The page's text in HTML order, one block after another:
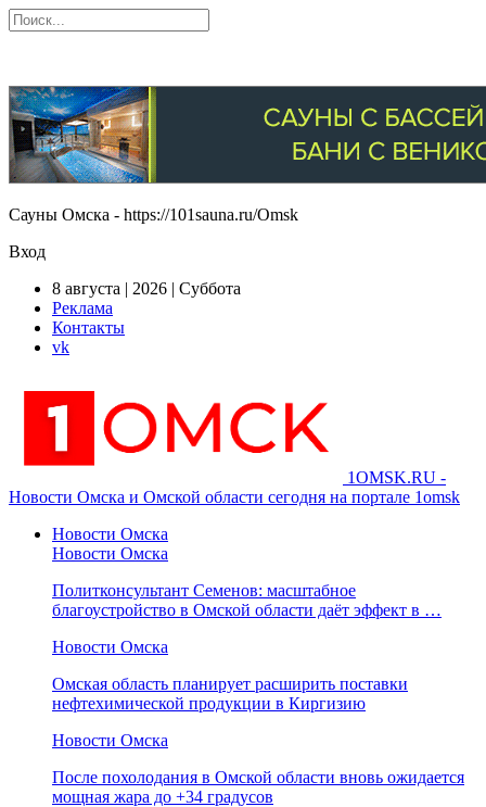
Сауны Омска - https://101sauna.ru/Omsk
Вход
8 августа | 2026 | Суббота
Реклама
Контакты
vk
1OMSK.RU -
Новости Омска и Омской области сегодня на портале 1omsk
Новости Омска
Новости Омска
Политконсультант Семенов: масштабное
благоустройство в Омской области даёт эффект в …
Новости Омска
Омская область планирует расширить поставки
нефтехимической продукции в Киргизию
Новости Омска
После похолодания в Омской области вновь ожидается
мощная жара до +34 градусов